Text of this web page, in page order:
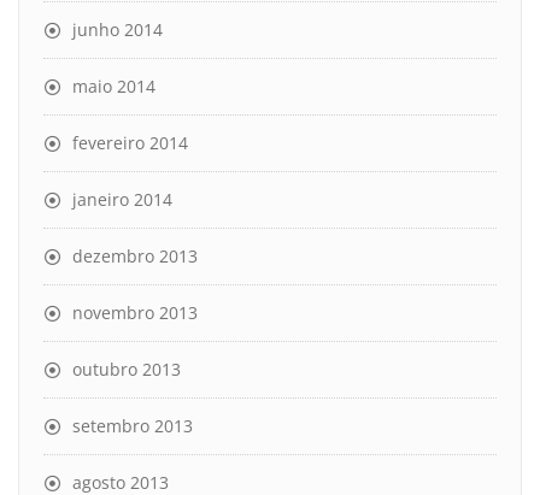
junho 2014
maio 2014
fevereiro 2014
janeiro 2014
dezembro 2013
novembro 2013
outubro 2013
setembro 2013
agosto 2013